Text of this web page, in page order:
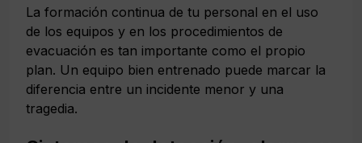
La formación continua de tu personal en el uso
de los equipos y en los procedimientos de
evacuación es tan importante como el propio
plan. Un equipo bien entrenado puede marcar la
diferencia entre un incidente menor y una
tragedia.